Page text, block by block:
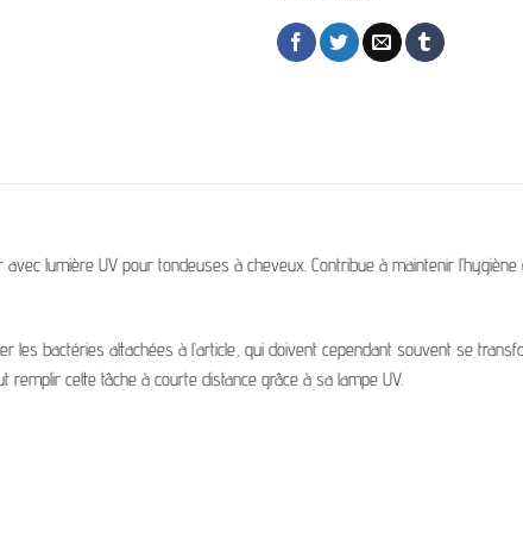
avec lumière UV pour tondeuses à cheveux. Contribue à maintenir
les bactéries attachées à l’article, qui doivent cependant souvent se
cette tâche à courte distance grâce à sa lampe UV.